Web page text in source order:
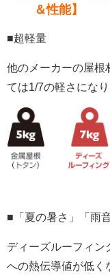
＆性能】
■超軽量
他のメーカーの屋根
ては1/7の軽さになり
■「夏の暑さ」「雨
ディーズルーフィン
への熱伝導値が低く